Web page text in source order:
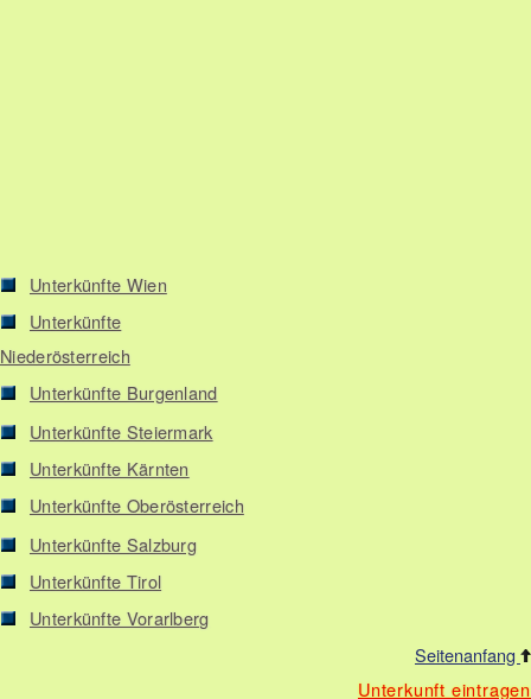
Unterkünfte Wien
Unterkünfte
Niederösterreich
Unterkünfte Burgenland
Unterkünfte Steiermark
Unterkünfte Kärnten
Unterkünfte Oberösterreich
Unterkünfte Salzburg
Unterkünfte Tirol
Unterkünfte Vorarlberg
Seitenanfang
Unterkunft eintragen